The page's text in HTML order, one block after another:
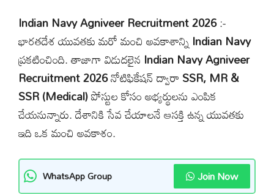
Indian Navy Agniveer Recruitment 2026:-
భారతదేశ యువతకు మరో మంచి అవకాశాన్నిIndian Navy
ప్రకటించింది. తాజాగా విడుదలైన Indian Navy Agniveer
Recruitment 2026నోటిఫికేషన్ ద్వారాSSR, MR &
SSR (Medical)పోస్టుల కోసం అభ్యర్థులను ఎంపిక
చేయనున్నారు. దేశానికి సేవ చేయాలనే ఆసక్తి ఉన్న యువతకు
ఇది ఒక మంచి అవకాశం.
WhatsApp Group Join Now